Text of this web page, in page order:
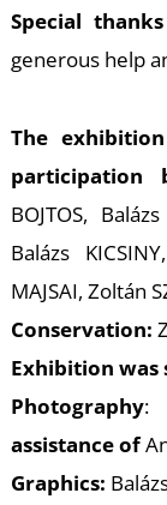
Special
generous help
The
participation
BOJTOS,
Balázs
MAJSAI, Zoltán
Conservation:
Exhibition was
Photography:
assistance of
Graphics: